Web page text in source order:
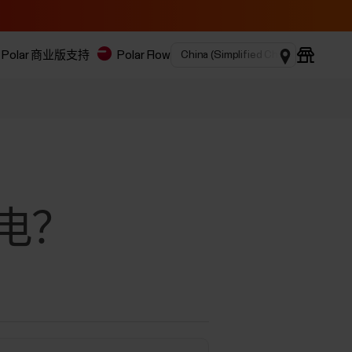
Polar 商业版支持 Polar Flow
？